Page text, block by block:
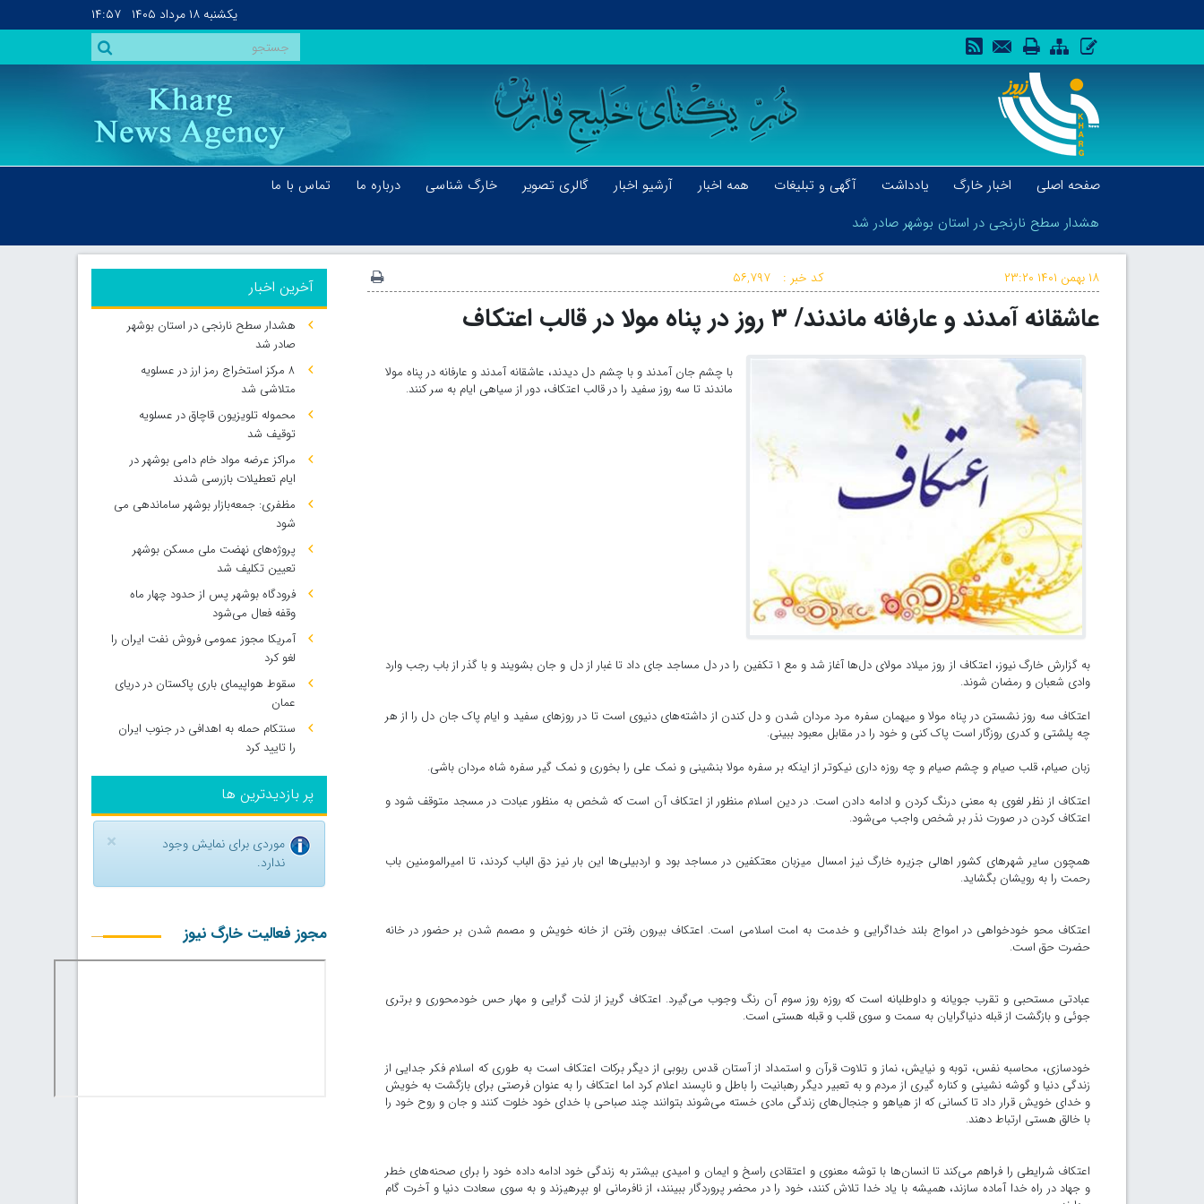
یکشنبه ۱۸ مرداد ۱۴۰۵ ۱۴:۵۷
صفحه اصلی اخبار خارگ یادداشت آگهی و تبلیغات همه اخبار آرشیو اخبار گالری تصویر خارگ شناسی درباره ما
تماس با ما
هشدار سطح نارنجی در استان بوشهر صادر شد
هشدار سطح نارنجی در استان بوشهر صادر شد
کد خبر : ۵۶,۷۹۷ ۱۸ بهمن ۱۴۰۱ ۲۳:۲۰
عاشقانه آمدند و عارفانه ماندند/ ۳ روز در پناه مولا در قالب اعتکاف
با چشم جان آمدند و با چشم دل دیدند، عاشقانه آمدند و عارفانه در پناه مولا
ماندند تا سه روز سفید را در قالب اعتکاف، دور از سیاهی ایام به سر کنند.
به گزارش خارگ نیوز، اعتکاف از روز میلاد مولای دل‌ها آغاز شد و مع ۱ تکفین را در دل مساجد جای داد تا غبار از دل و جان بشویند و با گذر از باب رجب وارد
وادی شعبان و رمضان شوند.
اعتکاف سه روز نشستن در پناه مولا و میهمان سفره مرد مردان شدن و دل کندن از داشته‌های دنیوی است تا در روزهای سفید و ایام پاک جان دل را از هر
چه پلشتی و کدری روزگار است پاک کنی و خود را در مقابل معبود ببینی.
زبان صیام، قلب صیام و چشم صیام و چه روزه داری نیکوتر از اینکه بر سفره مولا بنشینی و نمک علی را بخوری و نمک گیر سفره شاه مردان باشی.
اعتکاف از نظر لغوی به معنی درنگ کردن و ادامه دادن است. در دین اسلام منظور از اعتکاف آن است که شخص به منظور عبادت در مسجد متوقف شود و
اعتکاف کردن در صورت نذر بر شخص واجب می‌شود.
همچون سایر شهرهای کشور اهالی جزیره خارگ نیز امسال میزبان معتکفین در مساجد بود و اردبیلی‌ها این بار نیز دق الباب کردند، تا امیرالمومنین باب
رحمت را به رویشان بگشاید.
اعتکاف محو خودخواهی در امواج بلند خداگرایی و خدمت‏ به امت اسلامی است. اعتکاف بیرون رفتن از خانه خویش و مصمم شدن بر حضور در خانه
حضرت حق است.
عبادتی مستحبی و تقرب جویانه و داوطلبانه است که روزه روز سوم آن رنگ وجوب می‌گیرد. اعتکاف گریز از لذت گرایی و مهار حس خودمحوری و برتری
جوئی و بازگشت از قبله دنیاگرایان به سمت و سوی قلب و قبله هستی است.
خودسازی، محاسبه نفس، توبه و نیایش، نماز و تلاوت قرآن و استمداد از آستان قدس ربوبی از دیگر برکات اعتکاف است به طوری که اسلام فکر جدایی از
زندگی دنیا و گوشه نشینی و کناره گیری از مردم و به تعبیر دیگر رهبانیت را باطل و ناپسند اعلام کرد اما اعتکاف را به عنوان فرصتی برای بازگشت به خویش
و خدای خویش قرار داد تا کسانی که از هیاهو و جنجال‌های زندگی مادی خسته می‌شوند بتوانند چند صباحی با خدای خود خلوت کنند و جان و روح خود را
با خالق هستی ارتباط دهند.
اعتکاف شرایطی را فراهم می‌کند تا انسان‌ها با توشه معنوی و اعتقادی راسخ و ایمان و امیدی بیشتر به زندگی خود ادامه داده خود را برای صحنه‌های خطر
و جهاد در راه خدا آماده سازند، همیشه با یاد خدا تلاش کنند، خود را در محضر پروردگار ببینند، از نافرمانی او بپرهیزند و به سوی سعادت دنیا و آخرت گام
آخرین اخبار
هشدار سطح نارنجی در استان بوشهر
صادر شد
۸ مرکز استخراج رمز ارز در عسلویه
متلاشی شد
محموله تلویزیون قاچاق در عسلویه
توقیف شد
مراکز عرضه مواد خام دامی بوشهر در
ایام تعطیلات بازرسی شدند
مظفری: جمعه‌بازار بوشهر ساماندهی می‌
شود
پروژه‌های نهضت ملی مسکن بوشهر
تعیین تکلیف شد
فرودگاه بوشهر پس از حدود چهار ماه
وقفه فعال می‌شود
آمریکا مجوز عمومی فروش نفت ایران را
لغو کرد
سقوط هواپیمای باری پاکستان در دریای
عمان
سنتکام حمله به اهدافی در جنوب ایران
را تایید کرد
پر بازدیدترین ها
×
موردی برای نمایش وجود
ندارد.
مجوز فعالیت خارگ نیوز